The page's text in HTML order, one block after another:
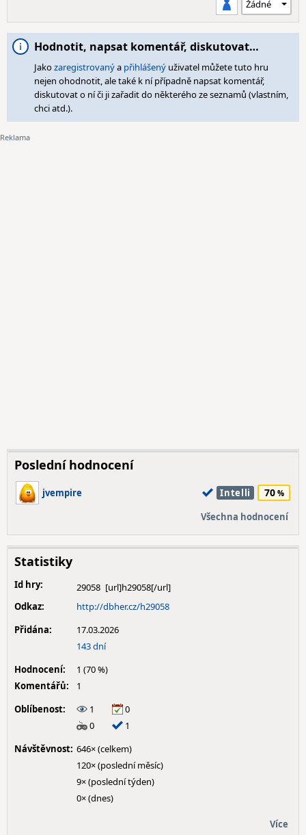
Hodnotit, napsat komentář, diskutovat…
Jakozaregistrovanýa přihlášený uživatel můžete tuto hru
nejen ohodnotit, ale také k ní případně napsat komentář,
diskutovat o ní či ji zařadit do některého ze seznamů (vlastním,
chci atd.).
Poslední hodnocení
jvempire Intelli 70
Všechna hodnocení
Statistiky
Id hry:
29058
Odkaz:
http://dbher.cz/h29058
Přidána:
17.03.2026
143 dní
Hodnocení:
1 (70 %)
Komentářů:
1
Oblíbenost:
1
0
0
1
Návštěvnost: 646× (celkem)
120× (poslední měsíc)
9× (poslední týden)
0× (dnes)
Více